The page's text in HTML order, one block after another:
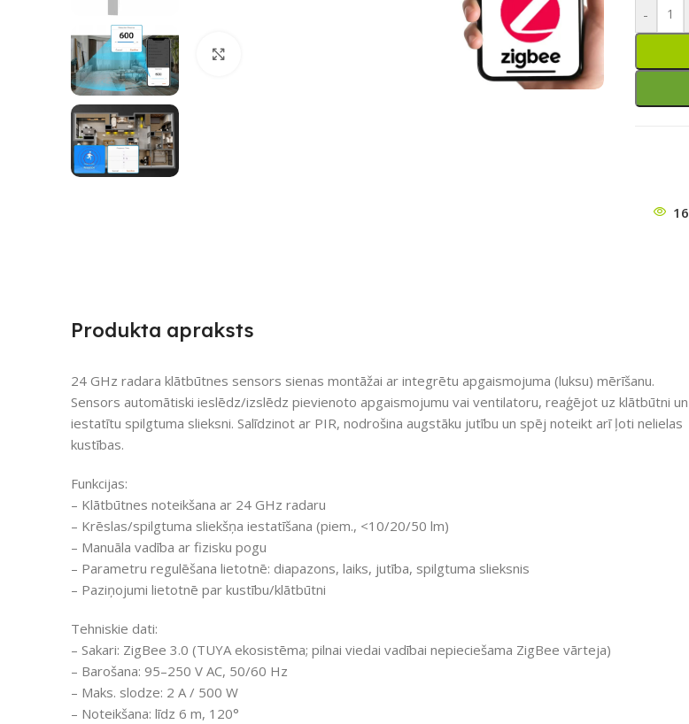
-
16
Produkta apraksts
24 GHz radara klātbūtnes sensors sienas montāžai ar integrētu apgaismojuma (luksu) mērīšanu.
Sensors automātiski ieslēdz/izslēdz pievienoto apgaismojumu vai ventilatoru, reaģējot uz klātbūtni un
iestatītu spilgtuma slieksni. Salīdzinot ar PIR, nodrošina augstāku jutību un spēj noteikt arī ļoti nelielas
kustības.
Funkcijas:
– Klātbūtnes noteikšana ar 24 GHz radaru
– Krēslas/spilgtuma sliekšņa iestatīšana (piem., <10/20/50 lm)
– Manuāla vadība ar fizisku pogu
– Parametru regulēšana lietotnē: diapazons, laiks, jutība, spilgtuma slieksnis
– Paziņojumi lietotnē par kustību/klātbūtni
Tehniskie dati:
– Sakari: ZigBee 3.0 (TUYA ekosistēma; pilnai viedai vadībai nepieciešama ZigBee vārteja)
– Barošana: 95–250 V AC, 50/60 Hz
– Maks. slodze: 2 A / 500 W
– Noteikšana: līdz 6 m, 120°